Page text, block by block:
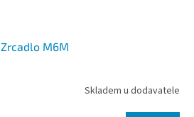
Zrcadlo M6M
Skladem u dodavatele